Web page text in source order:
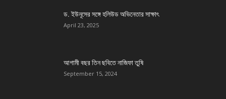
ড. ইউনূসের সঙ্গে হলিউড অভিনেতার সাক্ষাৎ
April 23, 2025
আগামী বছর তিন ছবিতে নাজিফা তুষি
September 15, 2024